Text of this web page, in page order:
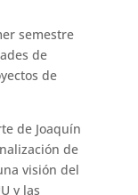
semestre
de
de
de Joaquín
de
visión del
y las